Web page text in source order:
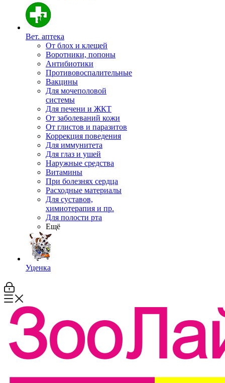
Вет. аптека
От блох и клещей
Воротники, попоны
Антибиотики
Противовоспалительные
Вакцины
Для мочеполовой
системы
Для печени и ЖКТ
От заболеваний кожи
От глистов и паразитов
Коррекция поведения
Для иммунитета
Для глаз и ушей
Наружные средства
Витамины
При болезнях сердца
Расходные материалы
Для суставов,
химиотерапия и пр.
Для полости рта
Ещё
Уценка